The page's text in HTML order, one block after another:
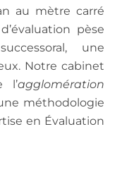
au mètre carré
pèse
une
Notre cabinet
l’agglomération
méthodologie
en Évaluation